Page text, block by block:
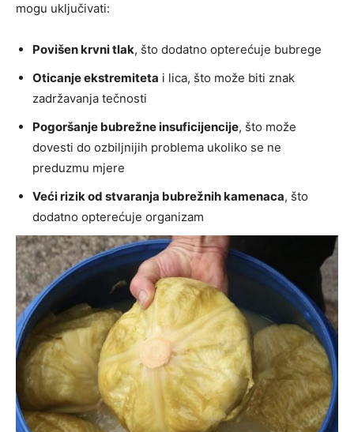
mogu uključivati:
Povišen krvni tlak, što dodatno opterećuje bubrege
Oticanje ekstremiteta i lica, što može biti znak
zadržavanja tečnosti
Pogoršanje bubrežne insuficijencije, što može
dovesti do ozbiljnijih problema ukoliko se ne
preduzmu mjere
Veći rizik od stvaranja bubrežnih kamenaca, što
dodatno opterećuje organizam